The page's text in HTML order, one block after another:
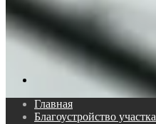
Главная
Благоустройство участка